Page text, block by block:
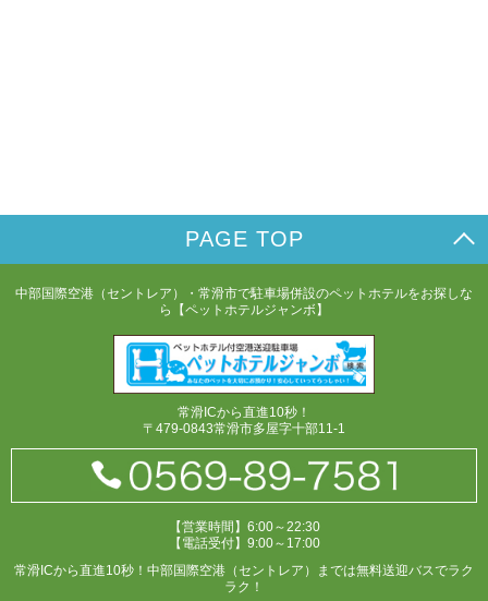
PAGE TOP
中部国際空港（セントレア）・常滑市で駐車場併設のペットホテルをお探しな
ら【ペットホテルジャンボ】
常滑ICから直進10秒！
〒479-0843常滑市多屋字十部11-1
【営業時間】6:00～22:30
【電話受付】9:00～17:00
常滑ICから直進10秒！中部国際空港（セントレア）までは無料送迎バスでラク
ラク！